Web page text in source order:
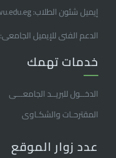
إيميل شئون الطلاب: vde@agr.aswu.edu.eg
الدعم الفنى للإيميل الجامعى:
خدمات تهمك
الدخــول للبريــد الجامعـــى
المقترحـات والشكـاوى
عدد زوار الموقع